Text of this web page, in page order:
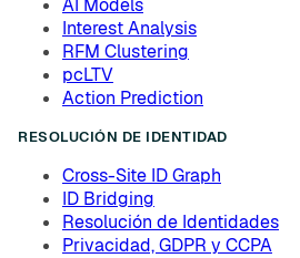
AI Models
Interest Analysis
RFM Clustering
pcLTV
Action Prediction
RESOLUCIÓN DE IDENTIDAD
Cross-Site ID Graph
ID Bridging
Resolución de Identidades
Privacidad, GDPR y CCPA